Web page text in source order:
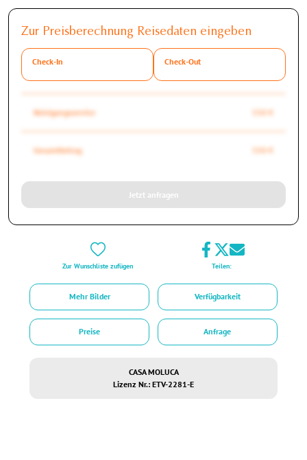
Zur Preisberechnung Reisedaten eingeben
Check-In Check-Out
Reinigungsservice 550 €
Gesamtbetrag 550 €
Jetzt anfragen
Zur Wunschliste zufügen Teilen:
Mehr Bilder Verfügbarkeit
Preise Anfrage
CASA MOLUCA
Lizenz Nr.: ETV-2281-E